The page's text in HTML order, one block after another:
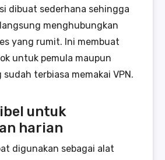
dibuat sederhana sehingga
menghubungkan
yang rumit. Ini membuat
untuk pemula maupun
terbiasa memakai VPN.
untuk
harian
digunakan sebagai alat